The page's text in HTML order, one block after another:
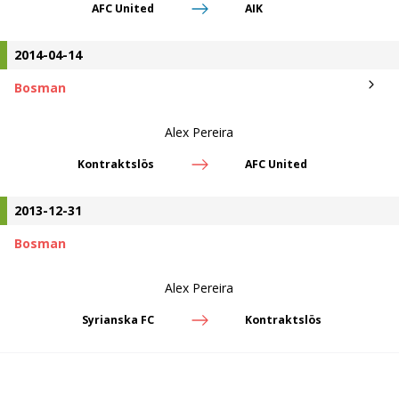
AFC United AIK
2014-04-14
Bosman
Alex Pereira
Kontraktslös AFC United
2013-12-31
Bosman
Alex Pereira
Syrianska FC Kontraktslös